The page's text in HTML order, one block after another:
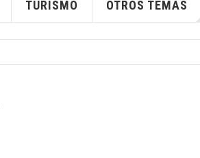
TURISMO OTROS TEMAS